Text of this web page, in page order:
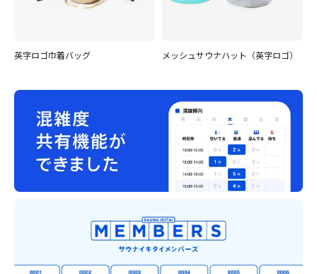
英字ロゴ巾着バッグ メッシュサウナハット（英字ロゴ）